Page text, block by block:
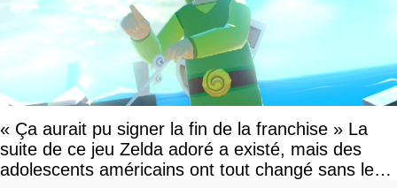
« Ça aurait pu signer la fin de la franchise » La
suite de ce jeu Zelda adoré a existé, mais des
adolescents américains ont tout changé sans le